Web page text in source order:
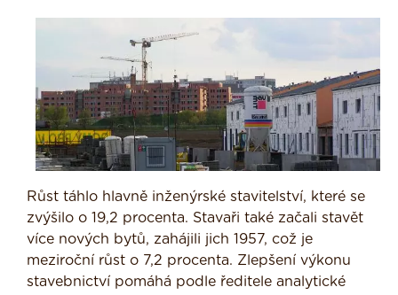
Růst táhlo hlavně inženýrské stavitelství, které se
zvýšilo o 19,2 procenta. Stavaři také začali stavět
více nových bytů, zahájili jich 1957, což je
meziroční růst o 7,2 procenta. Zlepšení výkonu
stavebnictví pomáhá podle ředitele analytické